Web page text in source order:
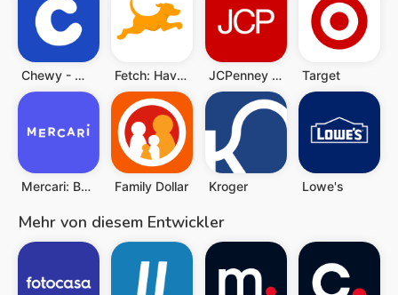
Chewy - Where Pet Lovers Shop Fetch: Have Fun, Save Money JCPenney – Shopping & Deals Target
Mercari: Buy and Sell App Family Dollar Kroger Lowe's
Mehr von diesem Entwickler